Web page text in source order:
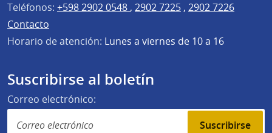
Teléfonos: +598 2902 0548 , 2902 7225 , 2902 7226
Contacto
Horario de atención: Lunes a viernes de 10 a 16
Suscribirse al boletín
Correo electrónico:
Suscribirse